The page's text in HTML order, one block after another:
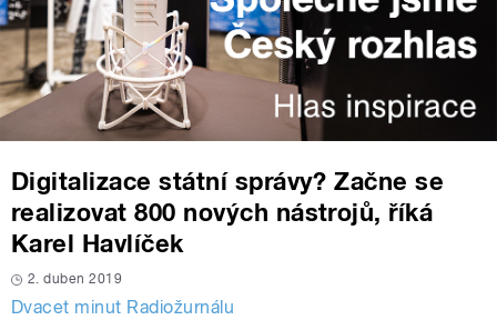
Digitalizace státní správy? Začne se
realizovat 800 nových nástrojů, říká
Karel Havlíček
2. duben 2019
Dvacet minut Radiožurnálu